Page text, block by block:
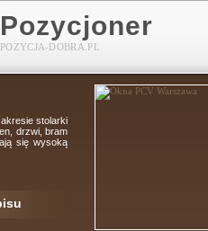
Pozycjoner
POZYCJA-DOBRA.PL